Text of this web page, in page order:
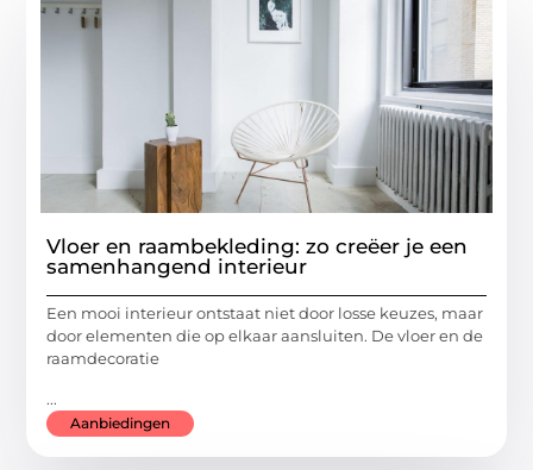
Vloer en raambekleding: zo creëer je een
samenhangend interieur
Een mooi interieur ontstaat niet door losse keuzes, maar
door elementen die op elkaar aansluiten. De vloer en de
raamdecoratie
...
Aanbiedingen